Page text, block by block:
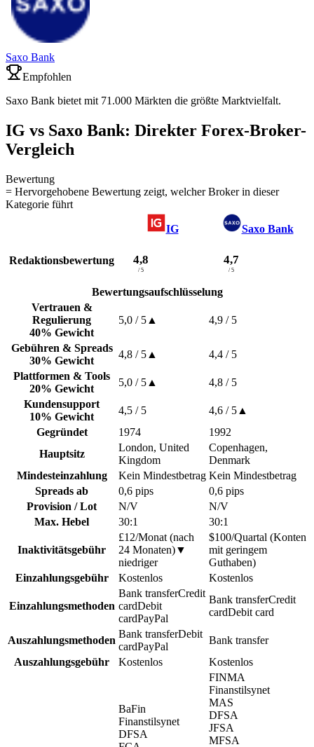
Saxo Bank
Empfohlen
Saxo Bank bietet mit 71.000 Märkten die größte Marktvielfalt.
IG vs Saxo Bank: Direkter Forex-Broker-
Vergleich
Bewertung
= Hervorgehobene Bewertung zeigt, welcher Broker in dieser
Kategorie führt
IG Saxo Bank
Redaktionsbewertung 4,8
/ 5
4,7
/ 5
Bewertungsaufschlüsselung
Vertrauen &
Regulierung
40% Gewicht
5,0 / 5 ▲ 4,9 / 5
Gebühren & Spreads
30% Gewicht
4,8 / 5 ▲ 4,4 / 5
Plattformen & Tools
20% Gewicht
5,0 / 5 ▲ 4,8 / 5
Kundensupport
10% Gewicht
4,5 / 5 4,6 / 5 ▲
Gegründet
1974
1992
Hauptsitz
London, United
Kingdom
Copenhagen,
Denmark
Mindesteinzahlung
Kein Mindestbetrag Kein Mindestbetrag
Spreads ab
0,6 pips
0,6 pips
Provision / Lot
N/V
N/V
Max. Hebel
30:1 30:1
Inaktivitätsgebühr
£12/Monat (nach
24 Monaten)▼
niedriger
$100/Quartal (Konten
mit geringem
Guthaben)
Einzahlungsgebühr
Kostenlos Kostenlos
Einzahlungsmethoden
Bank transferCredit
cardDebit
cardPayPal
Bank transferCredit
cardDebit card
Auszahlungsmethoden
Bank transferDebit
cardPayPal
Bank transfer
Auszahlungsgebühr
Kostenlos Kostenlos
BaFin
Finanstilsynet
DFSA
FINMA
Finanstilsynet
MAS
DFSA
JFSA
MFSA